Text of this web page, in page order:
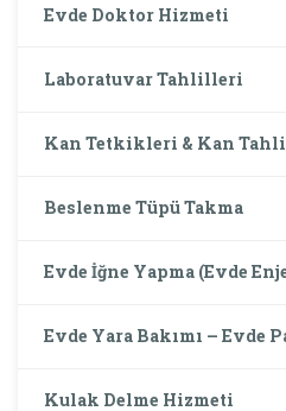
Evde Doktor Hizmeti
Laboratuvar Tahlilleri
Kan Tetkikleri & Kan
Beslenme Tüpü Takma
Evde İğne Yapma (Evde
Evde Yara Bakımı – Evde
Kulak Delme Hizmeti